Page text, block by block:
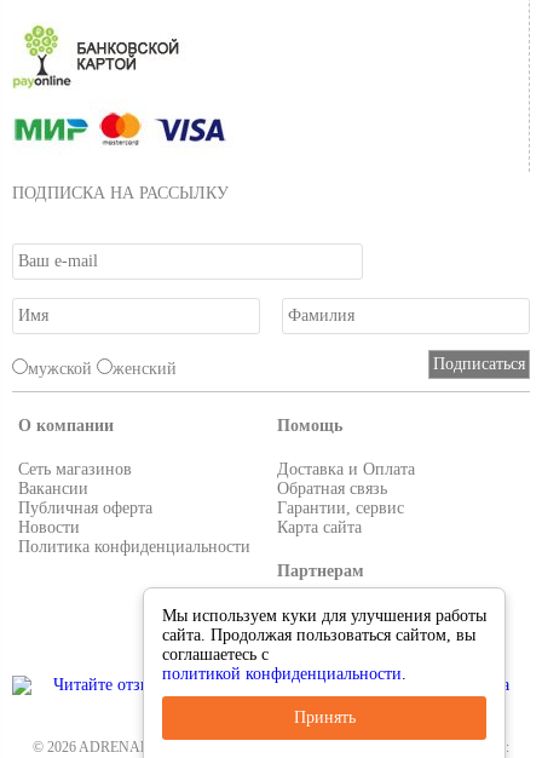
ПОДПИСКА НА РАССЫЛКУ
мужской женский
О компании
Сеть магазинов
Вакансии
Публичная оферта
Новости
Политика конфиденциальности
Помощь
Доставка и Оплата
Обратная связь
Гарантии, сервис
Карта сайта
Партнерам
Условия работы
Реквизиты
© 2026 ADRENALIN.RU-интернет магазин. Все для туризма и рыбалки. Тел.:
Мы используем куки для улучшения работы
сайта. Продолжая пользоваться сайтом, вы
соглашаетесь с
политикой конфиденциальности.
Принять